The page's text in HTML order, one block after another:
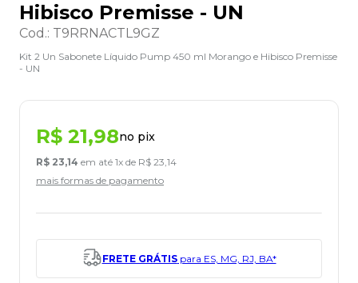
Hibisco Premisse - UN
Cod.: T9RRNACTL9GZ
Kit 2 Un Sabonete Líquido Pump 450 ml Morango e Hibisco Premisse
- UN
R$ 21,98no pix
R$ 23,14 em até 1x de R$ 23,14
mais formas de pagamento
FRETE GRÁTISpara ES, MG, RJ, BA*